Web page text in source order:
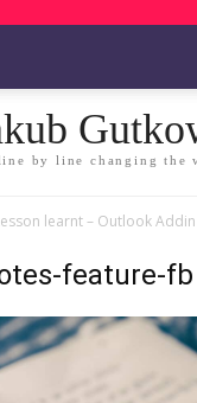
by line changing the
learnt – Outlook Addin
feature-fb